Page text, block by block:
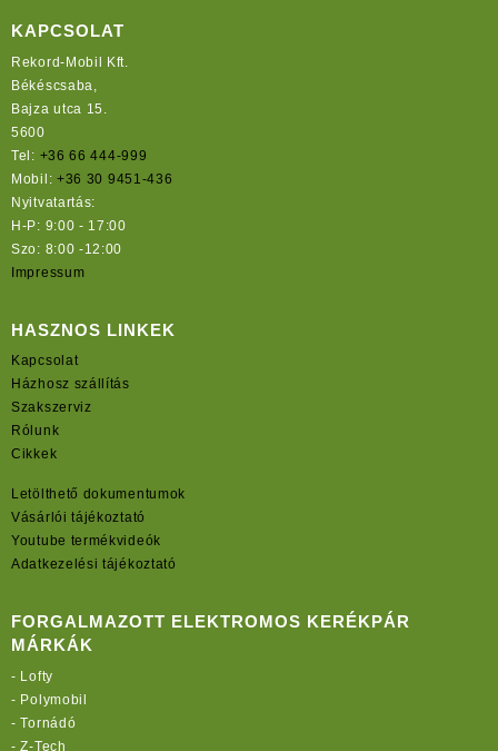
KAPCSOLAT
Rekord-Mobil Kft.
Békéscsaba,
Bajza utca 15.
5600
Tel: +36 66 444-999
Mobil: +36 30 9451-436
Nyitvatartás:
H-P: 9:00 - 17:00
Szo: 8:00 -12:00
Impressum
HASZNOS LINKEK
Kapcsolat
Házhosz szállítás
Szakszerviz
Rólunk
Cikkek
Letölthető dokumentumok
Vásárlói tájékoztató
Youtube termékvideók
Adatkezelési tájékoztató
FORGALMAZOTT ELEKTROMOS KERÉKPÁR
MÁRKÁK
- Lofty
- Polymobil
-Tornádó
-Z-Tech